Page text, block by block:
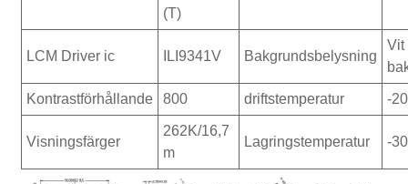
(T)
LCM Driver ic ILI9341V Bakgrundsbelysning
Vit
Kontrastförhållande 800 driftstemperatur -
Visningsfärger
262K/16,7
m
Lagringstemperatur -